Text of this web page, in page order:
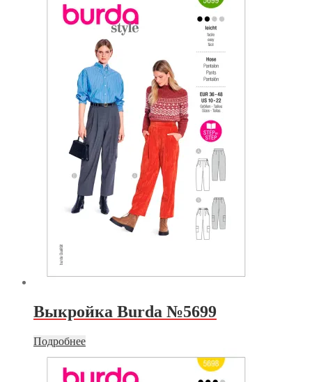
Выкройка Burda №5699
Подробнее